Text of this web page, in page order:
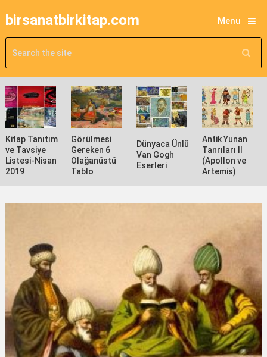
birsanatbirkitap.com Menu
Kitap Tanıtım
ve Tavsiye
Listesi-Nisan
2019
Görülmesi
Gereken 6
Olağanüstü
Tablo
Dünyaca Ünlü
Van Gogh
Eserleri
Antik Yunan
Tanrıları II
(Apollon ve
Artemis)